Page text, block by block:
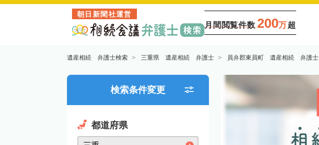
朝日新聞社運営
月間閲覧件数 200万超
遺産相続 弁護士検索 三重県 遺産相続 弁護士 員弁郡東員町 遺産相続 弁護士
検索条件変更
都道府県